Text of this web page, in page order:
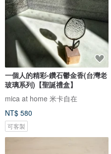
一個人的精彩-鑽石鬱金香(台灣老
玻璃系列)【聖誕禮盒】
mica at home 米卡自在
NT$ 580
可客製